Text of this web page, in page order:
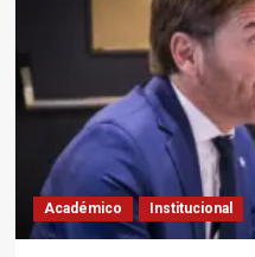
Académico Institucional